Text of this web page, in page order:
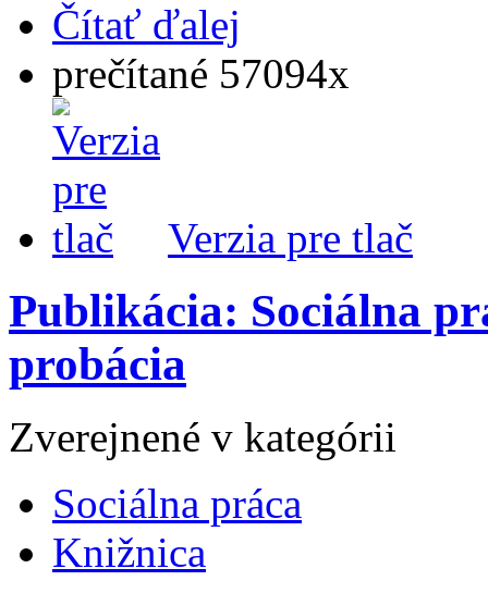
Čítať ďalej
prečítané 57094x
Verzia pre tlač
Publikácia: Sociálna
probácia
Zverejnené v kategórii
Sociálna práca
Knižnica